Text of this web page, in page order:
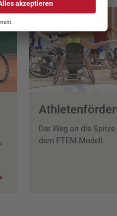
Der Weg an die
dem FTEM-Modell.